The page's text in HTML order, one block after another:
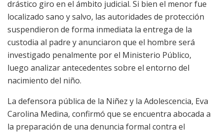
drástico giro en el ámbito judicial. Si bien el menor fue
localizado sano y salvo, las autoridades de protección
suspendieron de forma inmediata la entrega de la
custodia al padre y anunciaron que el hombre será
investigado penalmente por el Ministerio Público,
luego analizar antecedentes sobre el entorno del
nacimiento del niño.
La defensora pública de la Niñez y la Adolescencia, Eva
Carolina Medina, confirmó que se encuentra abocada a
la preparación de una denuncia formal contra el